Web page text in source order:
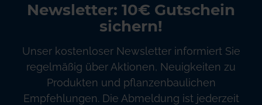
Newsletter: 10€ Gutschein
sichern!
Unser kostenloser Newsletter informiert Sie
regelmäßig über Aktionen, Neuigkeiten zu
Produkten und pflanzenbaulichen
Empfehlungen. Die Abmeldung ist jederzeit